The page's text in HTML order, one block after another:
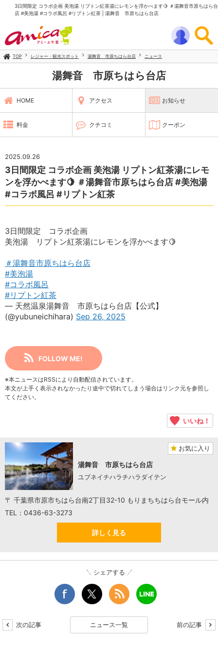
3日間限定 コラボ企画 美泡湯 リプトン紅茶湯にレモンを浮かべます🍋 ＃湯舞音市原ちはら台
店 #美泡湯 #コラボ風呂 #リプトン紅茶 | 湯舞音 市原ちはら台店
TOP レジャー・観光スポット 湯舞音 市原ちはら台店 ニュース
湯舞音 市原ちはら台店
HOME アクセス お知らせ
料金 クチコミ クーポン
2025.09.26
3日間限定 コラボ企画 美泡湯 リプトン紅茶湯にレモ
ンを浮かべます🍋 ＃湯舞音市原ちはら台店 #美泡湯
#コラボ風呂 #リプトン紅茶
3日間限定 コラボ企画
美泡湯 リプトン紅茶湯にレモンを浮かべます🍋
＃湯舞音市原ちはら台店
#美泡湯
#コラボ風呂
#リプトン紅茶
— 天然温泉湯舞音 市原ちはら台店【公式】
(@yubuneichihara) Sep 26, 2025
FOLLOW ME!
※本ニュースはRSSにより自動配信されています。
本文が上手く表示されなかったり途中で切れてしまう場合はリンク元を参照し
てください。
いいね！
お気に入り
湯舞音 市原ちはら台店
ユブネイチハラチハラダイテン
〒 千葉県市原市ちはら台南2丁目32-10 もりまちちはら台モール内
TEL：0436-63-3273
詳しく見る
シェアする
次の記事 ニュース一覧 前の記事